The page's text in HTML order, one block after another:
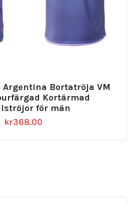
Argentina Bortatröja VM
Kortärmad
för män
kr368.00